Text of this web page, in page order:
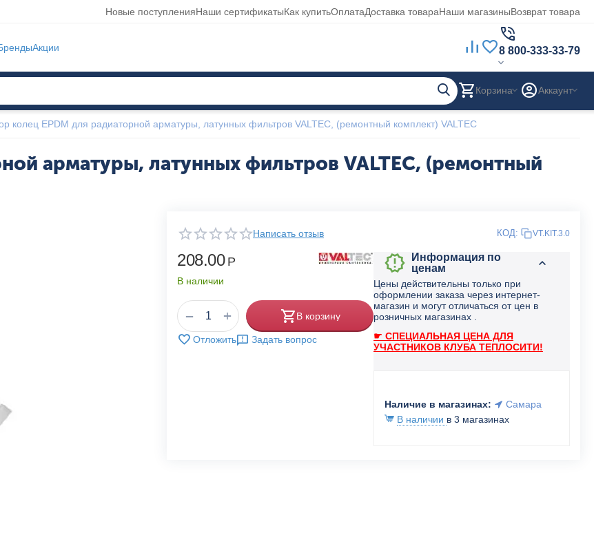
Новые поступленияНаши сертификатыКак купитьОплатаДоставка товараНаши магазиныВозврат товара
Акции 8 800-333-33-79
Корзина Аккаунт
колец EPDM для радиаторной арматуры, латунных фильтров VALTEC, (ремонтный комплект) VALTEC
арматуры, латунных фильтров VALTEC, (ремонтный
Написать отзыв КОД: VT.KIT.3.0
208.00 Р
В наличии
+
− В корзину
Отложить Задать вопрос
Информация по
ценам
Цены действительны только при
оформлении заказа через интернет-
магазин и могут отличаться от цен в
розничных магазинах .
☛ СПЕЦИАЛЬНАЯ ЦЕНА ДЛЯ
УЧАСТНИКОВ КЛУБА ТЕПЛОСИТИ!
Наличие в магазинах:
Самара
В наличии в 3 магазинах